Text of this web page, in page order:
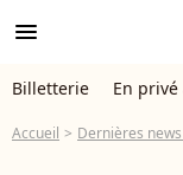
menu
Billetterie En privé
Accueil Dernières